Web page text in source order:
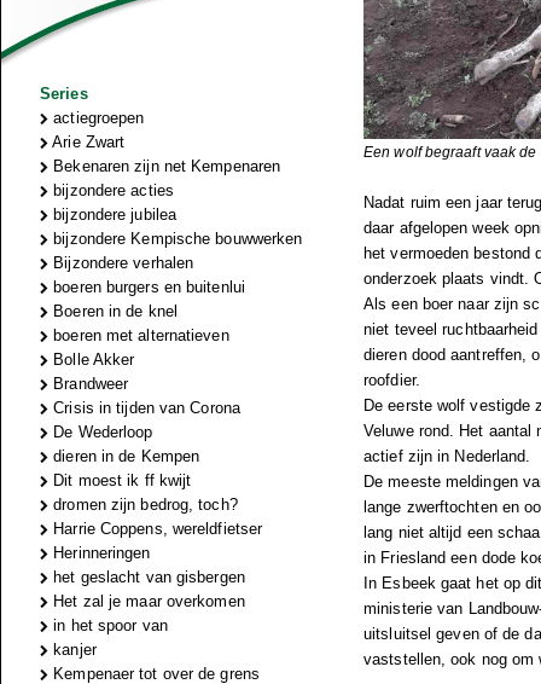
Series
actiegroepen
Arie Zwart
Bekenaren zijn net Kempenaren
bijzondere acties
bijzondere jubilea
bijzondere Kempische bouwwerken
Bijzondere verhalen
boeren burgers en buitenlui
Boeren in de knel
boeren met alternatieven
Bolle Akker
Brandweer
Crisis in tijden van Corona
De Wederloop
dieren in de Kempen
Dit moest ik ff kwijt
dromen zijn bedrog, toch?
Harrie Coppens, wereldfietser
Herinneringen
het geslacht van gisbergen
Het zal je maar overkomen
in het spoor van
kanjer
Kempenaer tot over de grens
Een wolf begraaft vaak
Nadat ruim een jaar
daar afgelopen week
het vermoeden bestond
onderzoek plaats vindt.
Als een boer naar zijn
niet teveel
dieren dood aantreffen,
roofdier.
De eerste wolf vestigde
Veluwe rond. Het aantal
actief zijn in Nederland.
De meeste meldingen
lange zwerftochten en
lang niet altijd een
in Friesland een dode
In Esbeek gaat het op
ministerie van
uitsluitsel geven of de
vaststellen, ook nog om